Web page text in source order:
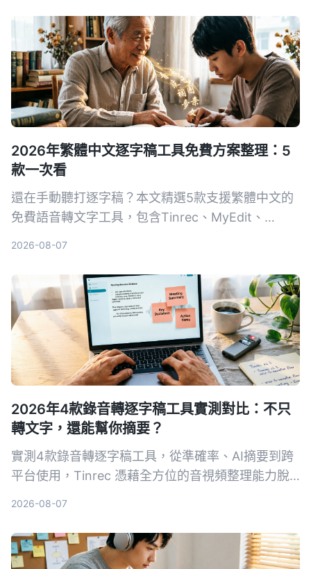
2026年繁體中文逐字稿工具免費方案整理：5
款一次看
還在手動聽打逐字稿？本文精選5款支援繁體中文的
免費語音轉文字工具，包含Tinrec、MyEdit、
2026-08-07
2026年4款錄音轉逐字稿工具實測對比：不只
轉文字，還能幫你摘要？
實測4款錄音轉逐字稿工具，從準確率、AI摘要到跨
平台使用，Tinrec 憑藉全方位的音視頻整理能力脫
2026-08-07